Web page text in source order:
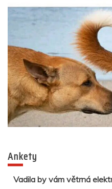
Ankety
Vadila by vám větrná